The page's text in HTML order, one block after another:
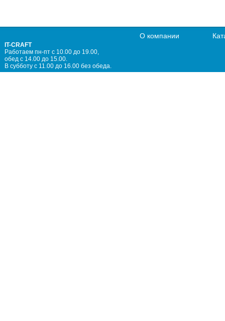
IT-CRAFT
Работаем пн-пт с 10.00 до 19.00,
обед с 14.00 до 15.00.
В субботу с 11.00 до 16.00 без обеда.
О компании